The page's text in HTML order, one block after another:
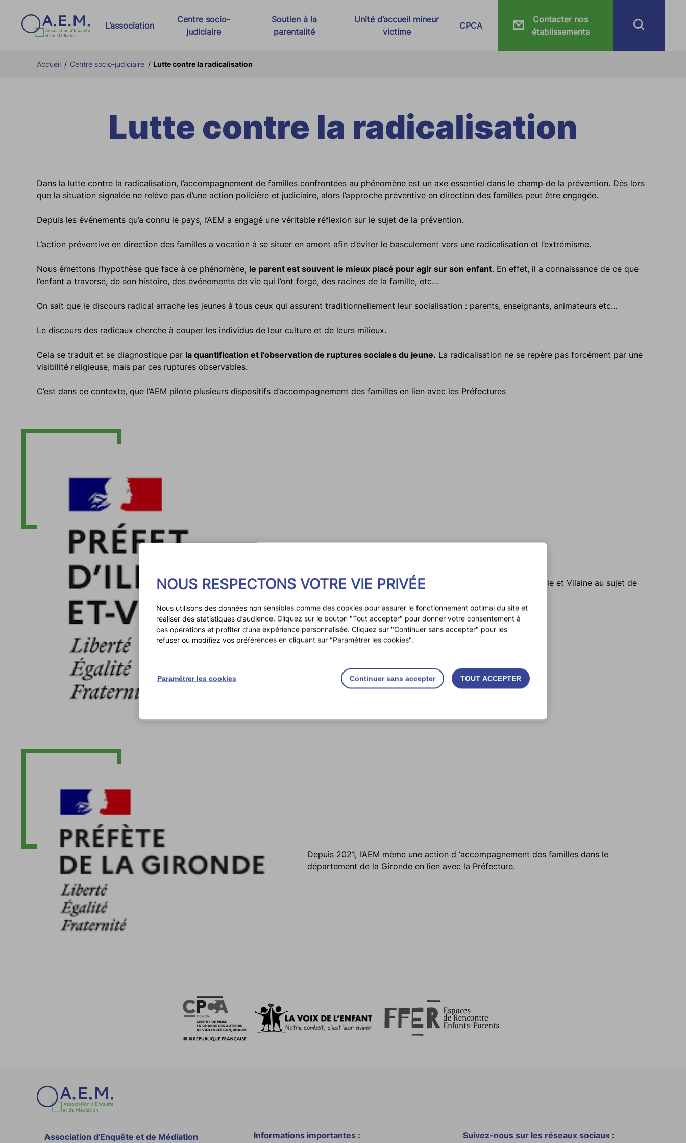
L’association
Présentation d’AEM
Charte relative à la RGPD
Centre socio-
judiciaire
Dispositif AIR et Justice Thérapeutique
Stages
Soutien à la
parentalité
Unité d’accueil mineur
victime
CPCA
Contacter nos
établissements
Accueil / Centre socio-judiciaire / Lutte contre la radicalisation
Lutte contre la radicalisation
Dans la lutte contre la radicalisation, l’accompagnement de familles confrontées au phénomène est un axe essentiel dans le champ de la prévention. Dès lors
que la situation signalée ne relève pas d’une action policière et judiciaire, alors l’approche préventive en direction des familles peut être engagée.
Depuis les événements qu’a connu le pays, l’AEM a engagé une véritable réflexion sur le sujet de la prévention.
L’action préventive en direction des familles a vocation à se situer en amont afin d’éviter le basculement vers une radicalisation et l’extrémisme.
Nous émettons l’hypothèse que face à ce phénomène, le parent est souvent le mieux placé pour agir sur son enfant. En effet, il a connaissance de ce que
l’enfant a traversé, de son histoire, des événements de vie qui l’ont forgé, des racines de la famille, etc…
On sait que le discours radical arrache les jeunes à tous ceux qui assurent traditionnellement leur socialisation : parents, enseignants, animateurs etc…
Le discours des radicaux cherche à couper les individus de leur culture et de leurs milieux.
Cela se traduit et se diagnostique par la quantification et l’observation de ruptures sociales du jeune. La radicalisation ne se repère pas forcément par une
visibilité religieuse, mais par ces ruptures observables.
C’est dans ce contexte, que l’AEM pilote plusieurs dispositifs d’accompagnement des familles en lien avec les Préfectures
Depuis 2019, l’AEM travaille étroitement avec la Préfecture d’Ille et Vilaine au sujet de
Depuis 2021, l’AEM mème une action d ‘accompagnement des familles dans le
département de la Gironde en lien avec la Préfecture.
Association d'Enquête et de Médiation Informations importantes : Suivez-nous sur les réseaux sociaux :
NOUS RESPECTONS VOTRE VIE PRIVÉE
Nous utilisons des données non sensibles comme des cookies pour assurer le fonctionnement optimal du site et
réaliser des statistiques d’audience. Cliquez sur le bouton "Tout accepter" pour donner votre consentement à
ces opérations et profiter d’une expérience personnalisée. Cliquez sur "Continuer sans accepter" pour les
refuser ou modifiez vos préférences en cliquant sur "Paramétrer les cookies".
TOUT ACCEPTER
Continuer sans accepter
Paramétrer les cookies